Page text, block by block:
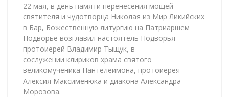
22 мая, в день памяти перенесения мощей
святителя и чудотворца Николая из Мир Ликийских
в Бар, Божественную литургию на Патриаршем
Подворье возглавил настоятель Подворья
протоиерей Владимир Тыщук, в
сослужении клириков храма святого
великомученика Пантелеимона, протоиерея
Алексия Максименюка и диакона Александра
Морозова.